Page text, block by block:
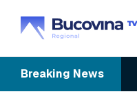
Breaking News